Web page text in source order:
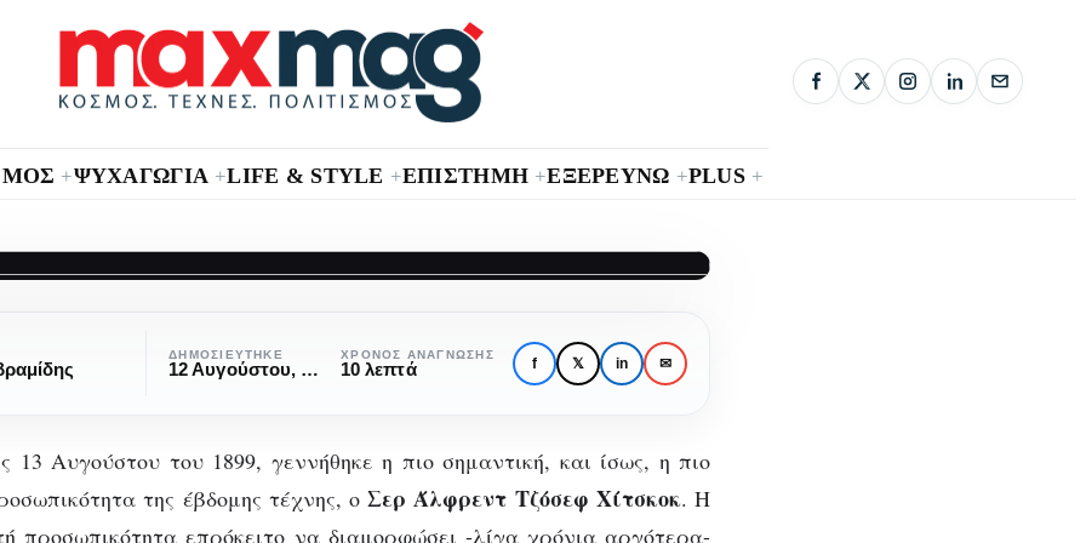
+ΨΥΧΑΓΩΓΙΑ +LIFE & STYLE +ΕΠΙΣΤΗΜΗ +ΕΞΕΡΕΥΝΩ +PLUS +
Χίτσκοκ: «Ο
άνθρωπος που
το φόβο»
ΔΗΜΟΣΙΕΎΤΗΚΕ
12 Αυγούστου, 2017
ΧΡΌΝΟΣ ΑΝΆΓΝΩΣΗΣ
10 λεπτά f 𝕏 in ✉
13 Αυγούστου του 1899, γεννήθηκε η πιο σημαντική, και ίσως, η πιο
της έβδομης τέχνης, οΣερ Άλφρεντ Τζόσεφ Χίτσκοκ. Η
προσωπικότητα επρόκειτο να διαμορφώσει -λίγα χρόνια αργότερα-